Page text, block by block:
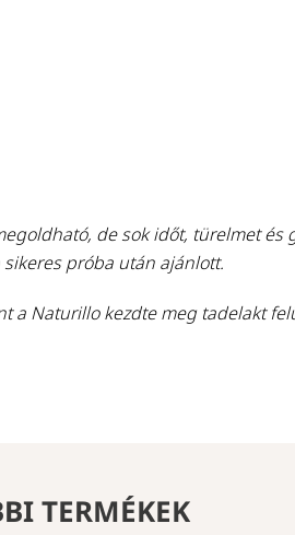
de sok időt, türelmet és
próba után ajánlott.
a Naturillo kezdte meg tadelakt
TERMÉKEK